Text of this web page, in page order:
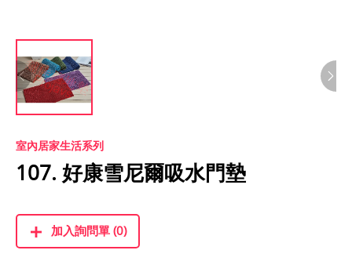
室內居家生活系列
107. 好康雪尼爾吸水門墊
加入詢問單 (0)